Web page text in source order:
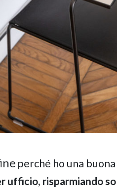
perché ho una
ufficio, risparmiando